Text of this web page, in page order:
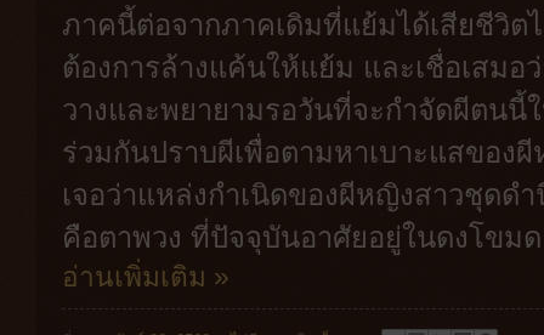
ภาคนี้ต่อจากภาคเดิมที่แย้มได้เสียชีวิ
ต้องการล้างแค้นให้แย้ม และเชื่อเสม
วางและพยายามรอวันที่จะกำจัดผีตนนี้
ร่วมกันปราบผีเพื่อตามหาเบาะแสขอ
เจอว่าแหล่งกำเนิดของผีหญิงสาวชุด
คือตาพวง ที่ปัจจุบันอาศัยอยู่ในดงโขม
อ่านเพิ่มเติม »